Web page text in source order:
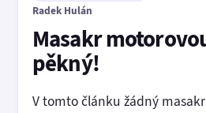
Radek Hulán
Masakr
pěkný!
V tomto článku žádný